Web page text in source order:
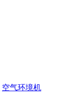
空气环境机